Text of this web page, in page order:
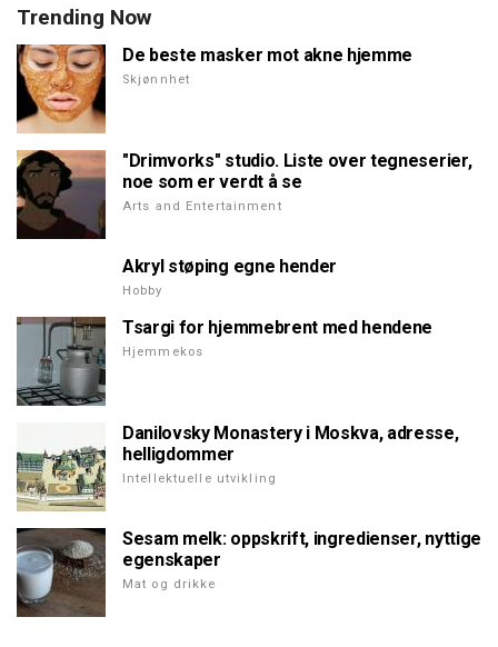
Trending Now
De beste masker mot akne hjemme
Skjønnhet
"Drimvorks" studio. Liste over tegneserier,
noe som er verdt å se
Arts and Entertainment
Akryl støping egne hender
Hobby
Tsargi for hjemmebrent med hendene
Hjemmekos
Danilovsky Monastery i Moskva, adresse,
helligdommer
Intellektuelle utvikling
Sesam melk: oppskrift, ingredienser, nyttige
egenskaper
Mat og drikke